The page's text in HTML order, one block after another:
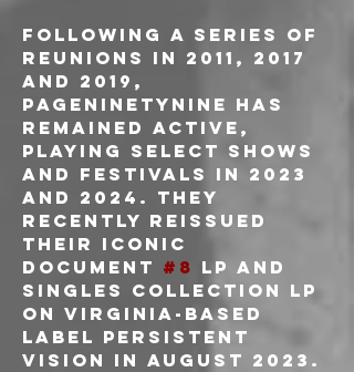
Following a series of
reunions in 2011, 2017
and 2019,
Pageninetynine has
remained active,
playing select shows
and festivals in 2023
and 2024. They
recently reissued
their iconic
Document #8 LP and
Singles Collection LP
on Virginia-based
label Persistent
Vision in August 2023.